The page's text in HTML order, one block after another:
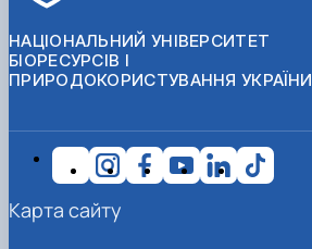
НАЦІОНАЛЬНИЙ УНІВЕРСИТЕТ
БІОРЕСУРСІВ І
ПРИРОДОКОРИСТУВАННЯ УКРАЇНИ
Карта сайту